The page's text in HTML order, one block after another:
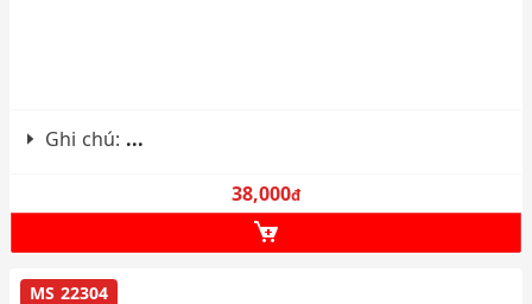
Ghi chú: ...
38,000đ
MS 22304